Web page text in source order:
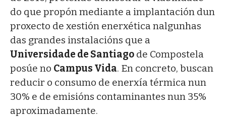
do que propón mediante a implantación dun
proxecto de xestión enerxética nalgunhas
das grandes instalacións que a
Universidade de Santiago de Compostela
posúe no Campus Vida. En concreto, buscan
reducir o consumo de enerxía térmica nun
30% e de emisións contaminantes nun 35%
aproximadamente.